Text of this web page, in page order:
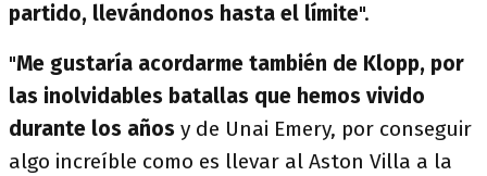
partido, llevándonos hasta el límite".
"Me gustaría acordarme también de Klopp, por
las inolvidables batallas que hemos vivido
durante los años y de Unai Emery, por conseguir
algo increíble como es llevar al Aston Villa a la